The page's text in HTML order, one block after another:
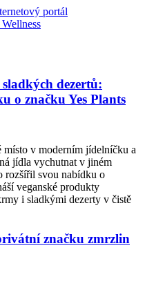
dezertů:
o značku Yes Plants
místo v moderním jídelníčku a
jídla vychutnat v jiném
rozšířil svou nabídku o
veganské produkty
i sladkými dezerty v čistě
značku zmrzlin